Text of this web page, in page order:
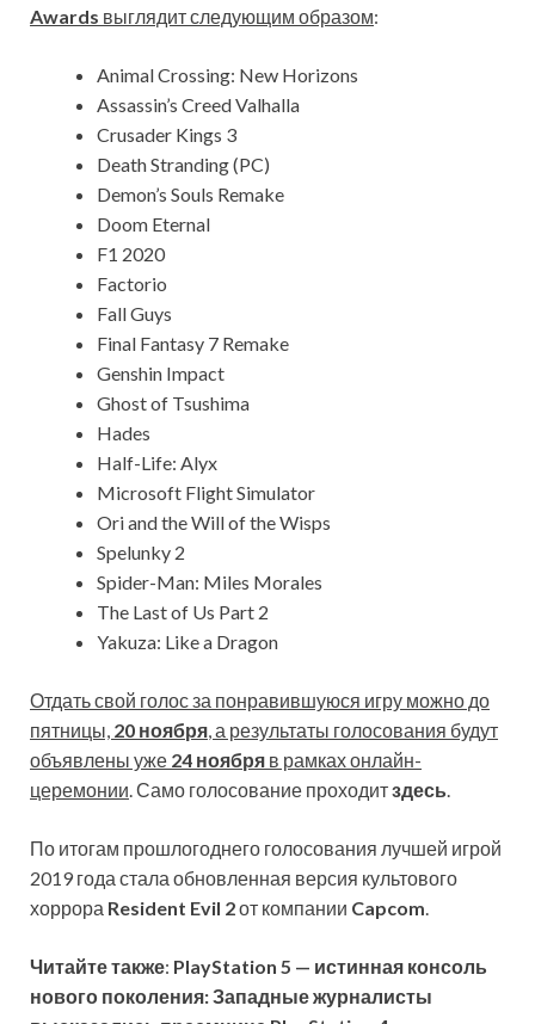
Awards выглядит следующим образом:
Animal Crossing: New Horizons
Assassin’s Creed Valhalla
Crusader Kings 3
Death Stranding (PC)
Demon’s Souls Remake
Doom Eternal
F1 2020
Factorio
Fall Guys
Final Fantasy 7 Remake
Genshin Impact
Ghost of Tsushima
Hades
Half-Life: Alyx
Microsoft Flight Simulator
Ori and the Will of the Wisps
Spelunky 2
Spider-Man: Miles Morales
The Last of Us Part 2
Yakuza: Like a Dragon
Отдать свой голос за понравившуюся игру можно до
пятницы, 20 ноября, а результаты голосования будут
объявлены уже 24 ноября в рамках онлайн-
церемонии. Само голосование проходитздесь.
По итогам прошлогоднего голосования лучшей игрой
2019 года стала обновленная версия культового
хоррора Resident Evil 2от компании Capcom.
Читайте также: PlayStation 5 — истинная консоль
нового поколения: Западные журналисты